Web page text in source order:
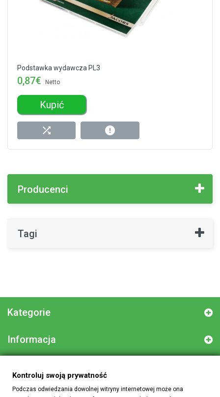
Podstawka wydawcza PL3
0,87€ Netto
Kupić
Producenci
Tagi
Kategorie
Informacja
Informacja o sklepie
Kontroluj swoją prywatność
Podczas odwiedzania dowolnej witryny internetowej może ona